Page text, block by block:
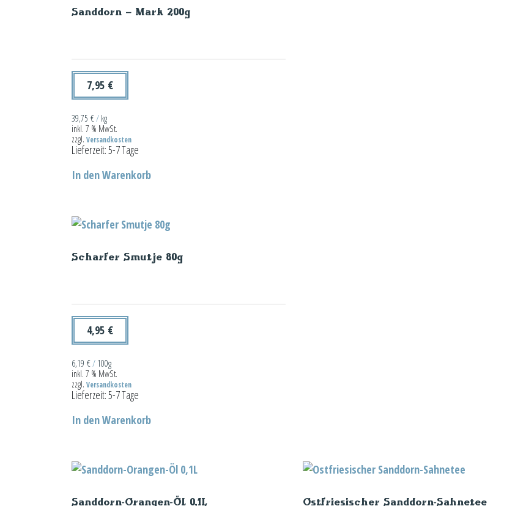
Sanddorn – Mark 200g
7,95 €
39,75 €/ kg
inkl. 7 % MwSt.
zzgl. Versandkosten
Lieferzeit:5-7 Tage
In den Warenkorb
Scharfer Smutje 80g
4,95 €
6,19 €/ 100g
inkl. 7 % MwSt.
zzgl. Versandkosten
Lieferzeit:5-7 Tage
In den Warenkorb
Sanddorn-Orangen-Öl 0,1L Ostfriesischer Sanddorn-Sahnetee